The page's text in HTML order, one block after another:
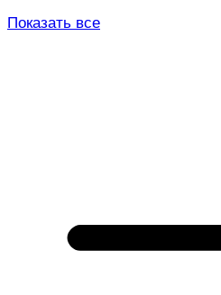
Показать все